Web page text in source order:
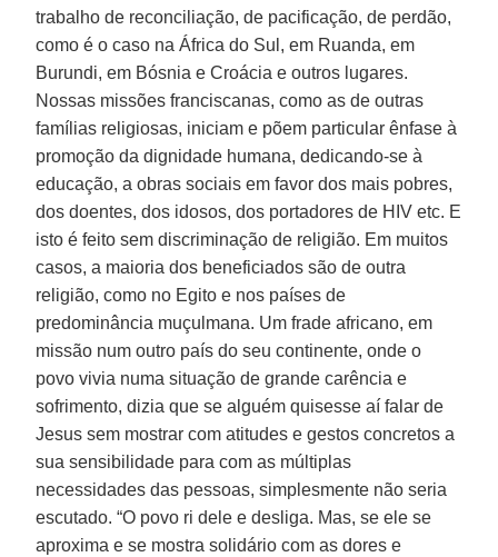
trabalho de reconciliação, de pacificação, de perdão,
como é o caso na África do Sul, em Ruanda, em
Burundi, em Bósnia e Croácia e outros lugares.
Nossas missões franciscanas, como as de outras
famílias religiosas, iniciam e põem particular ênfase à
promoção da dignidade humana, dedicando-se à
educação, a obras sociais em favor dos mais pobres,
dos doentes, dos idosos, dos portadores de HIV etc. E
isto é feito sem discriminação de religião. Em muitos
casos, a maioria dos beneficiados são de outra
religião, como no Egito e nos países de
predominância muçulmana. Um frade africano, em
missão num outro país do seu continente, onde o
povo vivia numa situação de grande carência e
sofrimento, dizia que se alguém quisesse aí falar de
Jesus sem mostrar com atitudes e gestos concretos a
sua sensibilidade para com as múltiplas
necessidades das pessoas, simplesmente não seria
escutado. “O povo ri dele e desliga. Mas, se ele se
aproxima e se mostra solidário com as dores e